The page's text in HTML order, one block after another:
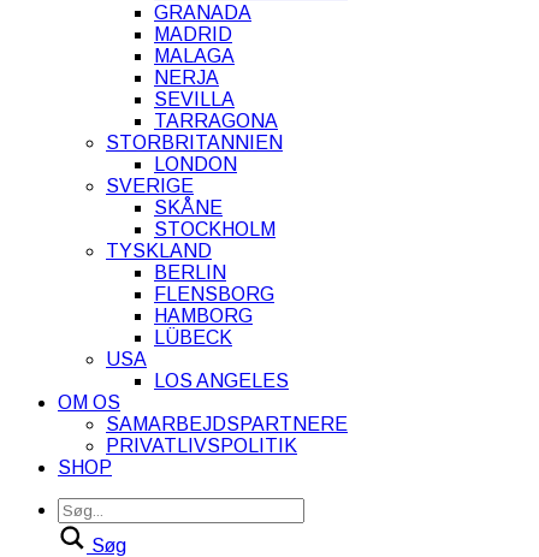
GRANADA
MADRID
MALAGA
NERJA
SEVILLA
TARRAGONA
STORBRITANNIEN
LONDON
SVERIGE
SKÅNE
STOCKHOLM
TYSKLAND
BERLIN
FLENSBORG
HAMBORG
LÜBECK
USA
LOS ANGELES
OM OS
SAMARBEJDSPARTNERE
PRIVATLIVSPOLITIK
SHOP
Søg